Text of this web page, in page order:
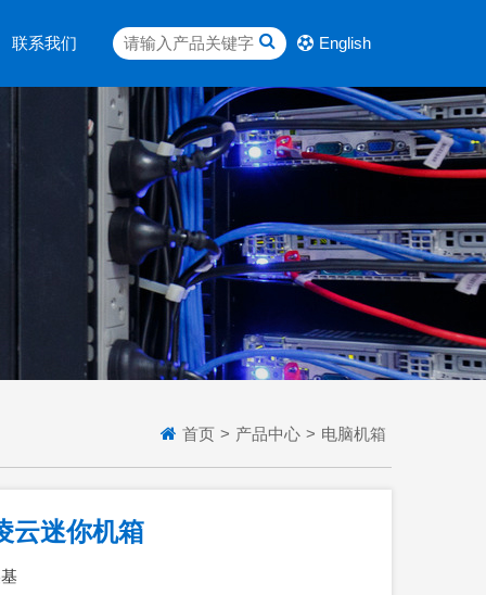
联系我们 English
首页 > 产品中心 > 电脑机箱
云迷你机箱